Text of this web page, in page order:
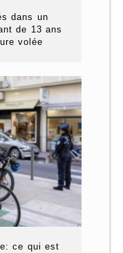
dans un
de 13 ans
volée
ce qui est